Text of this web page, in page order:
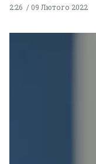
2:26 09 Лютого 2022